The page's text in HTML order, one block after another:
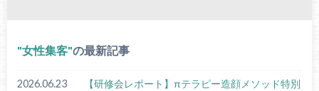
女性集客 の最新記事
2026.06.23
【研修会レポート】πテラピー造顔メソッド特別